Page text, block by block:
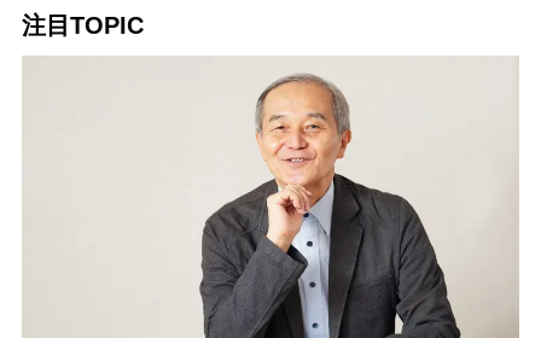
注目TOPIC